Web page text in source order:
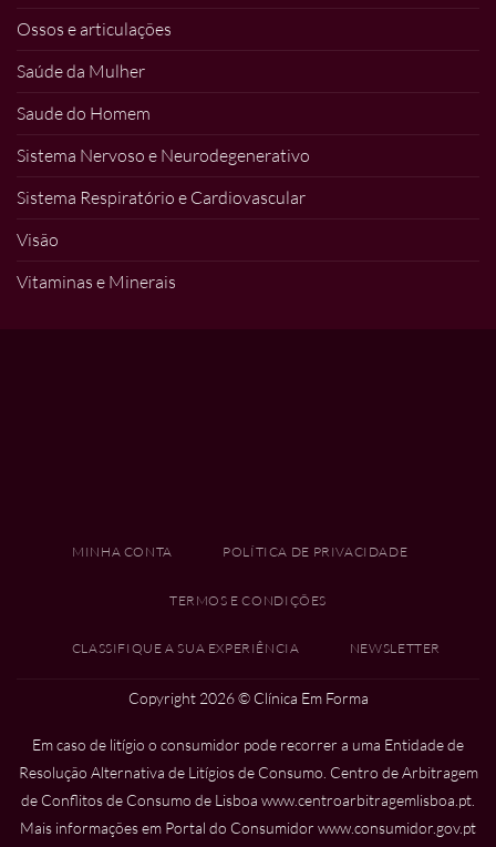
Ossos e articulações
Saúde da Mulher
Saude do Homem
Sistema Nervoso e Neurodegenerativo
Sistema Respiratório e Cardiovascular
Visão
Vitaminas e Minerais
MINHA CONTA POLÍTICA DE PRIVACIDADE
TERMOS E CONDIÇÕES
CLASSIFIQUE A SUA EXPERIÊNCIA NEWSLETTER
Copyright 2026 © Clínica Em Forma
Em caso de litígio o consumidor pode recorrer a uma Entidade de
Resolução Alternativa de Litígios de Consumo. Centro de Arbitragem
de Conflitos de Consumo de Lisboa www.centroarbitragemlisboa.pt
Mais informações em Portal do Consumidor www.consumidor.gov.pt